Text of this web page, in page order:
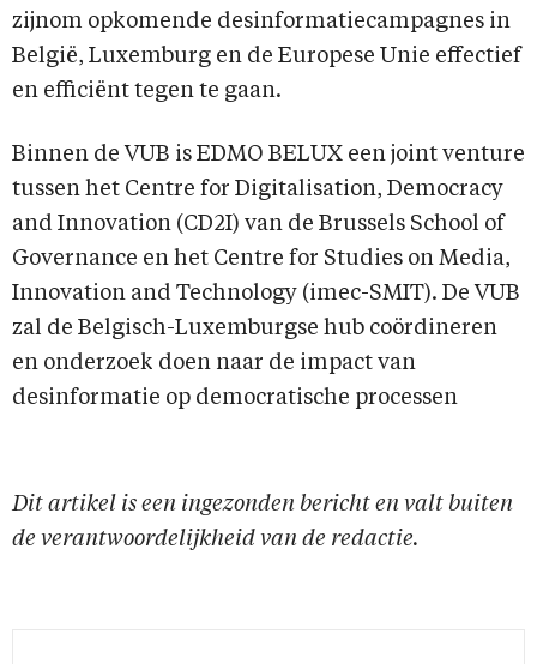
zijnom opkomende desinformatiecampagnes in
België, Luxemburg en de Europese Unie effectief
en efficiënt tegen te gaan.
Binnen de VUB is EDMO BELUX een joint venture
tussen het Centre for Digitalisation, Democracy
and Innovation (CD2I) van de Brussels School of
Governance en het Centre for Studies on Media,
Innovation and Technology (imec-SMIT). De VUB
zal de Belgisch-Luxemburgse hub coördineren
en onderzoek doen naar de impact van
desinformatie op democratische processen
Dit artikel is een ingezonden bericht en valt buiten
de verantwoordelijkheid van de redactie.